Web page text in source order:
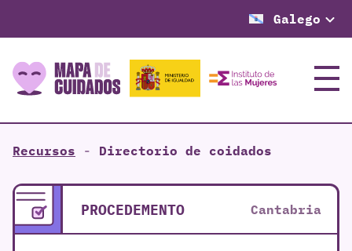
Galego
Menú
Recursos - Directorio de coidados
PROCEDEMENTO Cantabria